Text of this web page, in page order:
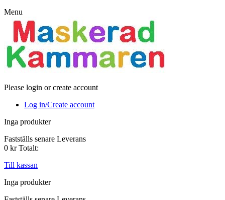
Menu
Please login or create account
Log in/Create account
Inga produkter
Fastställs senare Leverans
0 kr Totalt:
Till kassan
Inga produkter